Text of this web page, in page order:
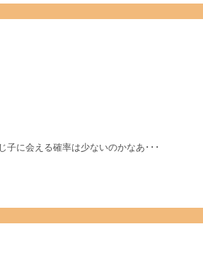
子に会える確率は少ないのかなあ･･･